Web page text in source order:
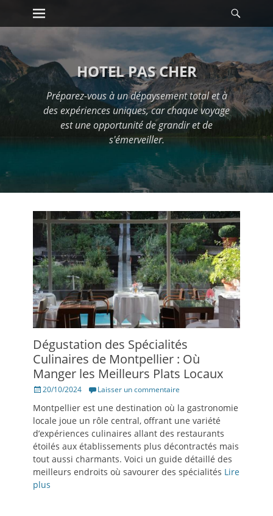
Passer
au
Premier menu
HOTEL PAS CHER
Préparez-vous à un dépaysement total et à
des expériences uniques, car chaque voyage
est une opportunité de grandir et de
s'émerveiller.
Dégustation des Spécialités
Culinaires de Montpellier : Où
Manger les Meilleurs Plats Locaux
Posté20/10/2024 Laisser un commentaire
Montpellier est une destination où la gastronomie
locale joue un rôle central, offrant une variété
d’expériences culinaires allant des restaurants
étoilés aux établissements plus décontractés mais
tout aussi charmants. Voici un guide détaillé des
meilleurs endroits où savourer des spécialités Lire
plus